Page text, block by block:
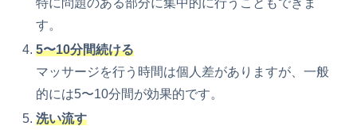
特に問題のある部分に集中的に行うこともできま
す。
5〜10分間続ける
マッサージを行う時間は個人差がありますが、一般
的には5〜10分間が効果的です。
洗い流す